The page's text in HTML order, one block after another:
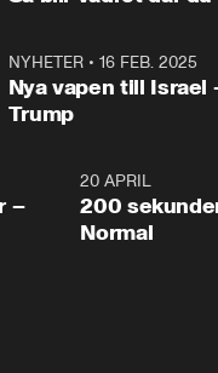
NYHETER• 16 FEB. 2025
Nya vapen till Israel
Trump
4:23
–
20 APRIL
200
Normal